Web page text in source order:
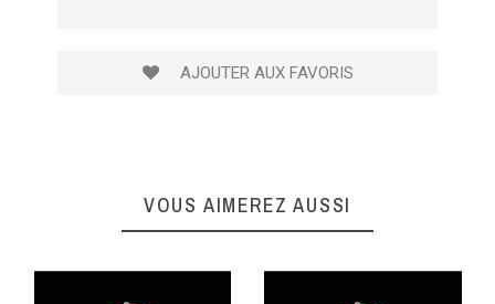
AJOUTER AUX FAVORIS
VOUS AIMEREZ AUSSI